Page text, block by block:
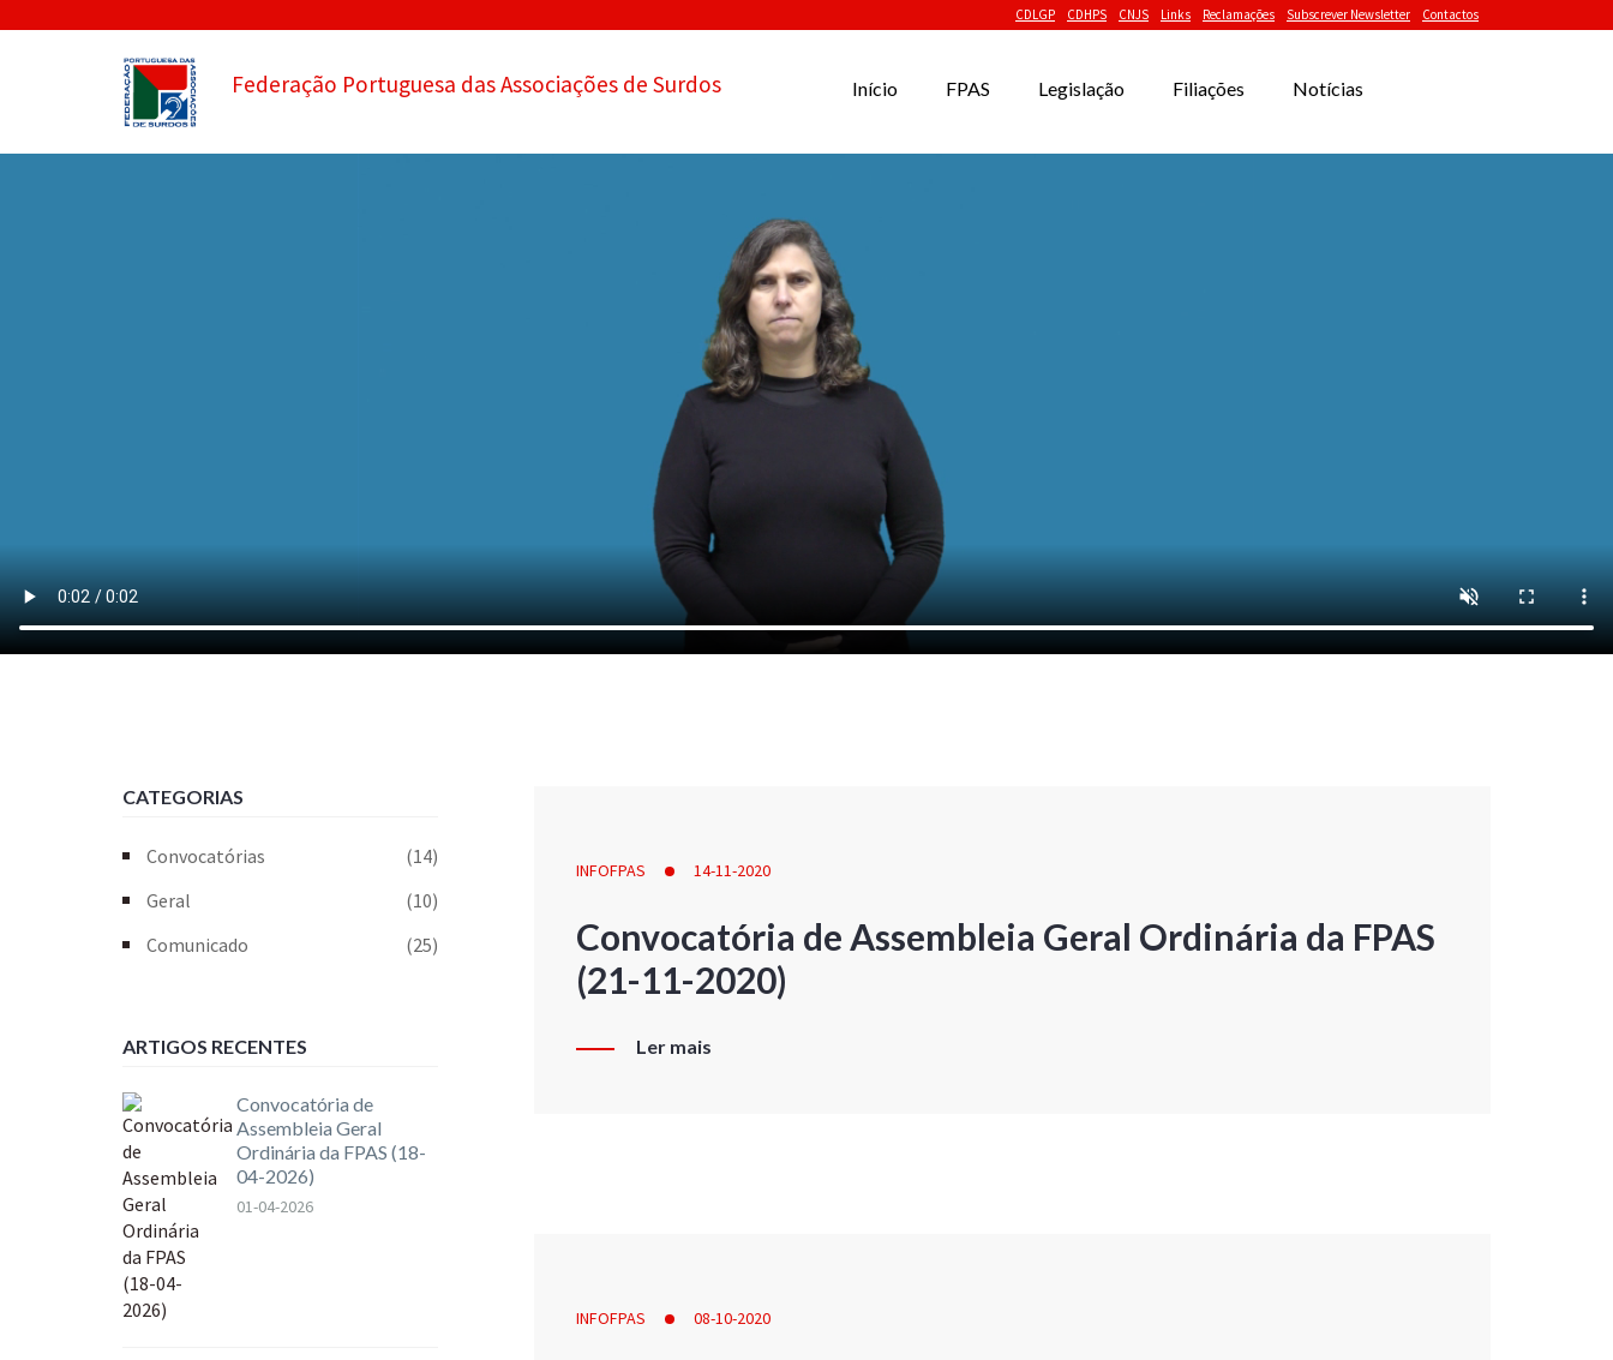
CDLGP CDHPS CNJS Links Reclamações Subscrever Newsletter Contactos
Federação Portuguesa das Associações de Surdos Início FPAS Legislação Filiações Notícias
INFOFPAS 14-11-2020
Convocatória de Assembleia Geral Ordinária da FPAS
(21-11-2020)
Ler mais
INFOFPAS 08-10-2020
CATEGORIAS
Convocatórias
(14)
Geral
(10)
Comunicado
(25)
ARTIGOS RECENTES
Convocatória de
Assembleia Geral
Ordinária da FPAS (18-
04-2026)
01-04-2026